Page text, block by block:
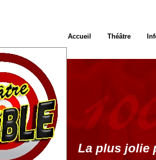
La plus jolie
Accueil Théâtre